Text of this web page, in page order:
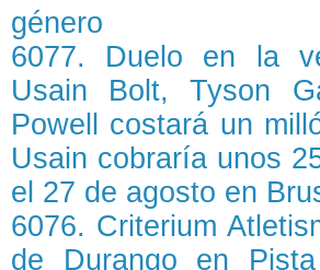
género
6077. Duelo en la
Usain Bolt, Tyson
Powell costará un
Usain cobraría unos
el 27 de agosto en
6076. Criterium
de Durango en